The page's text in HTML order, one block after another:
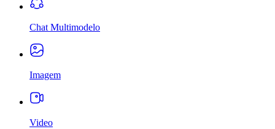
Chat Multimodelo
Imagem
Video